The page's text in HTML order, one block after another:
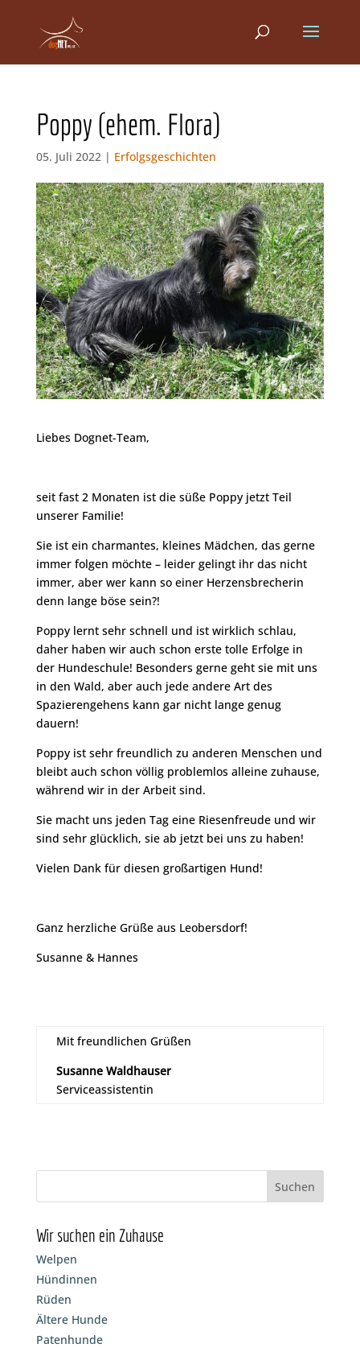
Poppy (ehem. Flora)
05. Juli 2022 | Erfolgsgeschichten
Liebes Dognet-Team,
seit fast 2 Monaten ist die süße Poppy jetzt Teil
unserer Familie!
Sie ist ein charmantes, kleines Mädchen, das gerne
immer folgen möchte – leider gelingt ihr das nicht
immer, aber wer kann so einer Herzensbrecherin
denn lange böse sein?!
Poppy lernt sehr schnell und ist wirklich schlau,
daher haben wir auch schon erste tolle Erfolge in
der Hundeschule! Besonders gerne geht sie mit uns
in den Wald, aber auch jede andere Art des
Spazierengehens kann gar nicht lange genug
dauern!
Poppy ist sehr freundlich zu anderen Menschen und
bleibt auch schon völlig problemlos alleine zuhause,
während wir in der Arbeit sind.
Sie macht uns jeden Tag eine Riesenfreude und wir
sind sehr glücklich, sie ab jetzt bei uns zu haben!
Vielen Dank für diesen großartigen Hund!
Ganz herzliche Grüße aus Leobersdorf!
Susanne & Hannes
Mit freundlichen Grüßen
Susanne Waldhauser
Serviceassistentin
Wir suchen ein Zuhause
Welpen
Hündinnen
Rüden
Ältere Hunde
Patenhunde